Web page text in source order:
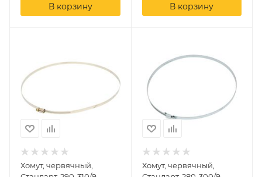
В корзину В корзину
Хомут, червячный,
Хомут, червячный,